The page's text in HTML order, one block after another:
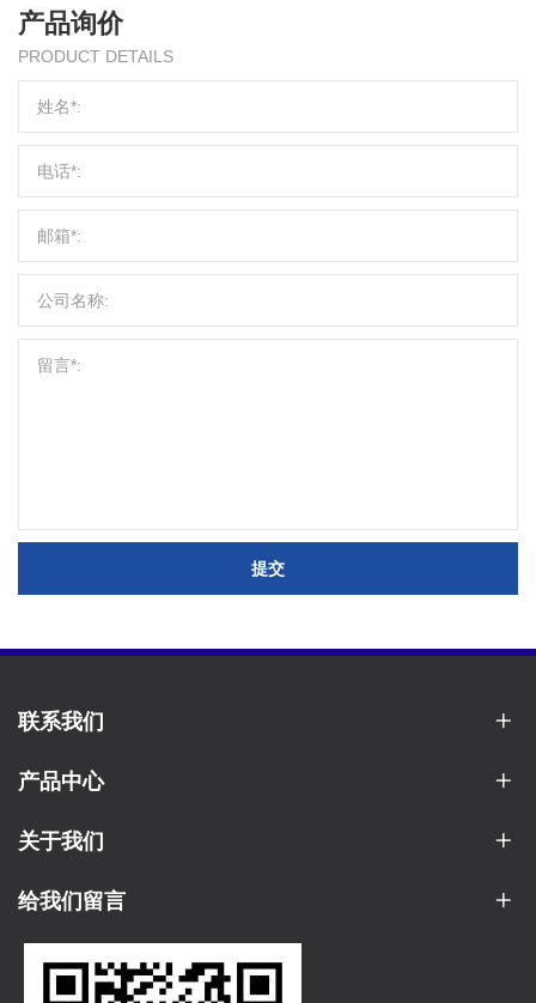
产品询价
PRODUCT DETAILS
提交
联系我们
产品中心
关于我们
给我们留言